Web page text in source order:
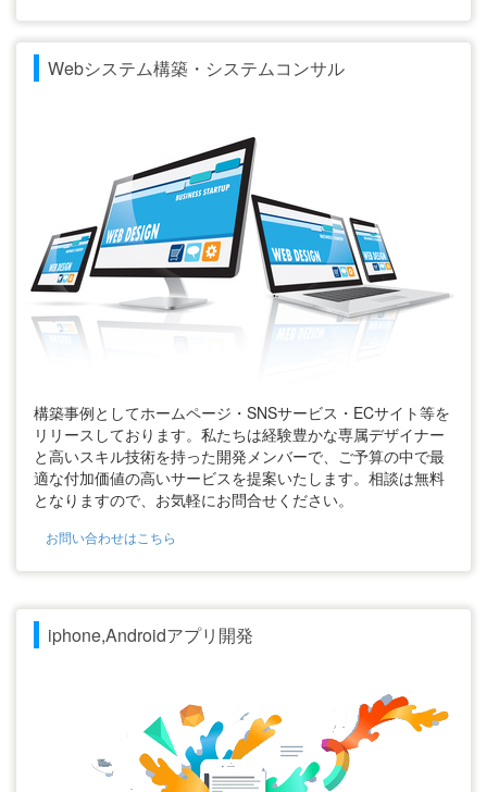
Webシステム構築・システムコンサル
構築事例としてホームページ・SNSサービス・ECサイト等を
リリースしております。私たちは経験豊かな専属デザイナー
と高いスキル技術を持った開発メンバーで、ご予算の中で最
適な付加価値の高いサービスを提案いたします。相談は無料
となりますので、お気軽にお問合せください。
お問い合わせはこちら
iphone,Androidアプリ開発